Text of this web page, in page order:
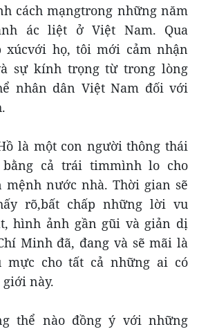
cách mạngtrong những năm
ác liệt ở Việt Nam. Qua
xúcvới họ, tôi mới cảm nhận
sự kính trọng từ trong lòng
nhân dân Việt Nam đối với
là một con người thông thái
cả trái timmình lo cho
mệnh nước nhà. Thời gian sẽ
rõ,bất chấp những lời vu
hình ảnh gần gũi và giản dị
Minh đã, đang và sẽ mãi là
mực cho tất cả những ai có
này.
thể nào đồng ý với những